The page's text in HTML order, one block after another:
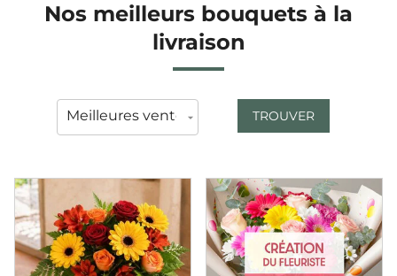
Nos meilleurs bouquets à la
livraison
TROUVER